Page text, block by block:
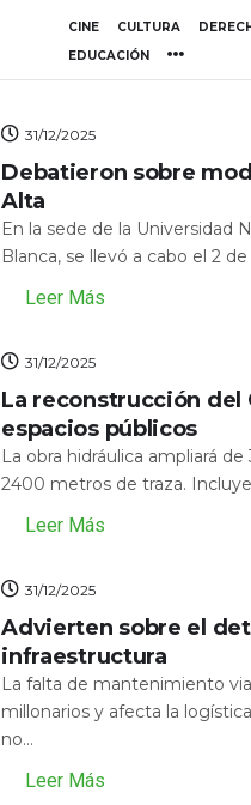
CINE CULTURA
EDUCACIÓN
31/12/2025
Debatieron sobre
Alta
En la sede de la Universidad
Blanca, se llevó a cabo el 2
Leer Más
31/12/2025
La reconstrucción del
espacios públicos
La obra hidráulica ampliará
2400 metros de traza.
Leer Más
31/12/2025
Advierten sobre el
infraestructura
La falta de mantenimiento
millonarios y afecta la
no...
Leer Más